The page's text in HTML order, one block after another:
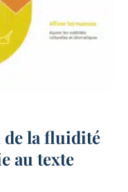
de la fluidité
au texte